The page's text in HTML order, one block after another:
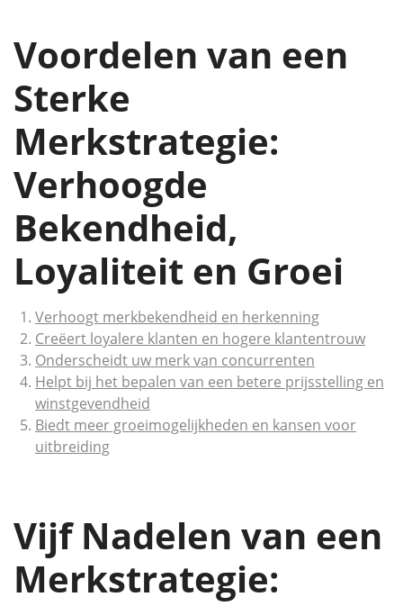
Voordelen van een
Sterke
Merkstrategie:
Verhoogde
Bekendheid,
Loyaliteit en Groei
Verhoogt merkbekendheid en herkenning
Creëert loyalere klanten en hogere klantentrouw
Onderscheidt uw merk van concurrenten
Helpt bij het bepalen van een betere prijsstelling en
winstgevendheid
Biedt meer groeimogelijkheden en kansen voor
uitbreiding
Vijf Nadelen van een
Merkstrategie: